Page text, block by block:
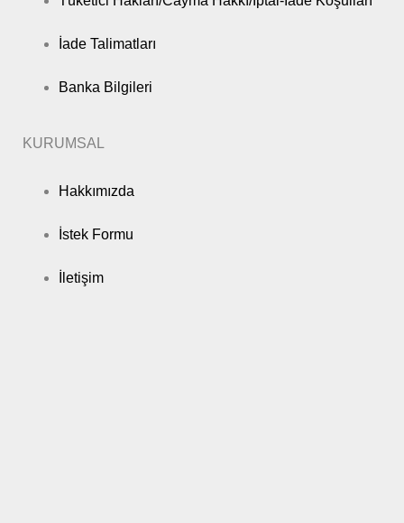
İade Talimatları
Banka Bilgileri
KURUMSAL
Hakkımızda
İstek Formu
İletişim